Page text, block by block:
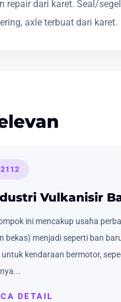
repair dari karet. Seal/
axle terbuat dari karet.
Vulkanisir
ini mencakup usaha
bekas) menjadi seperti ban
untuk kendaraan bermotor,
DETAIL